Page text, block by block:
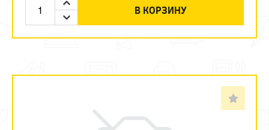
В КОРЗИНУ